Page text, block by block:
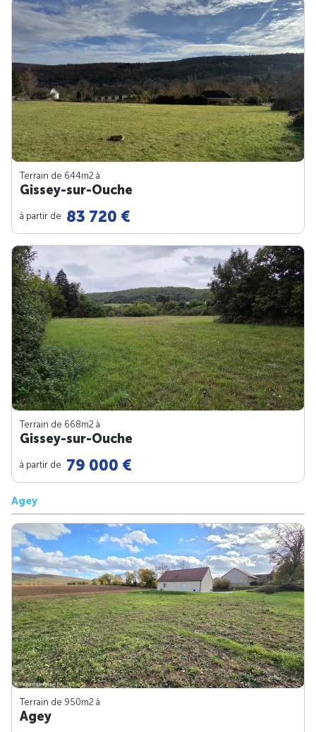
Terrain de 644m2 à
Gissey-sur-Ouche
à partir de 83 720 €
Terrain de 668m2 à
Gissey-sur-Ouche
à partir de 79 000 €
Agey
Terrain de 950m2 à
Agey